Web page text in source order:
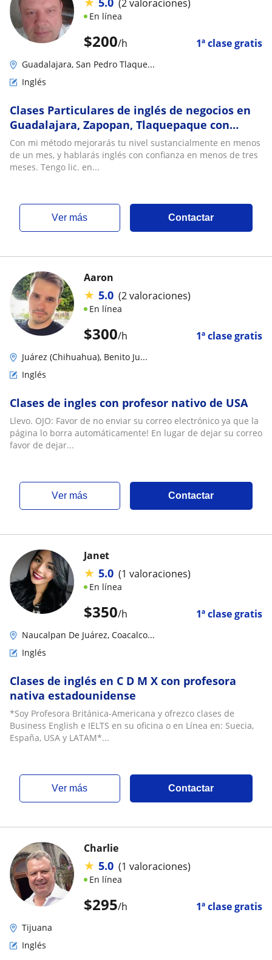
$200/h 1ª clase gratis
(2 valoraciones)
En línea
Guadalajara, San Pedro Tlaque...
Inglés
Clases Particulares de inglés de negocios en
Guadalajara, Zapopan, Tlaquepaque con
Profesor Nativo. IELTS, TOEFL, TOEIC,
Cambridge. Inglés Empresarial
Con mi método mejorarás tu nivel sustancialmente en menos
de un mes, y hablarás inglés con confianza en menos de tres
meses. Tengo lic. en...
ver más Contactar
$300/h 1ª clase gratis
Aaron
★ 5.0 (2 valoraciones)
En línea
Juárez (Chihuahua), Benito Ju...
Inglés
Clases de ingles con profesor nativo de USA
Llevo. OJO: Favor de no enviar su correo electrónico ya que la
página lo borra automáticamente! En lugar de dejar su correo
favor de dejar...
ver más Contactar
$350/h 1ª clase gratis
Janet
★ 5.0 (1 valoraciones)
En línea
Naucalpan De Juárez, Coacalco...
Inglés
Clases de inglés en C D M X con profesora
nativa estadounidense
*Soy Profesora Británica-Americana y ofrezco clases de
Business English e IELTS en su oficina o en Línea en: Suecia,
España, USA y LATAM*...
ver más Contactar
$295/h 1ª clase gratis
Charlie
★ 5.0 (1 valoraciones)
En línea
Tijuana
Inglés